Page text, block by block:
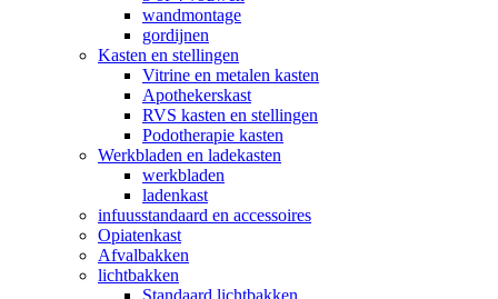
wandmontage
gordijnen
Kasten en stellingen
Vitrine en metalen kasten
Apothekerskast
RVS kasten en stellingen
Podotherapie kasten
Werkbladen en ladekasten
werkbladen
ladenkast
infuusstandaard en accessoires
Opiatenkast
Afvalbakken
lichtbakken
Standaard lichtbakken